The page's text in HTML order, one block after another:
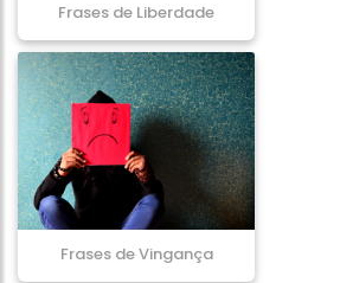
Frases de Liberdade
Frases de Vingança